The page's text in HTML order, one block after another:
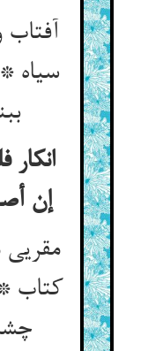
سیاه
انکار
إن
مقریی
کتاب